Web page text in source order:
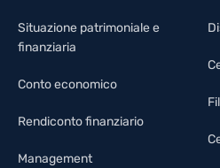
Situazione patrimoniale e
finanziaria
Conto economico
Rendiconto finanziario
Management